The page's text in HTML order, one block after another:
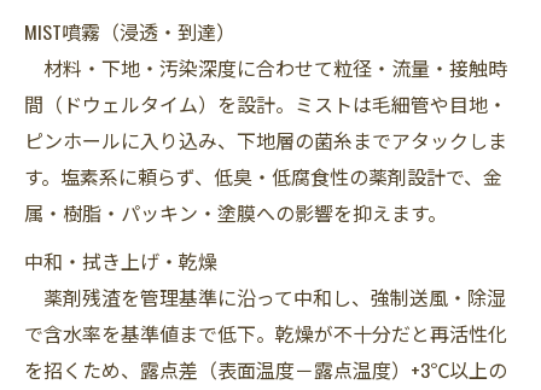
MIST噴霧（浸透・到達）
材料・下地・汚染深度に合わせて粒径・流量・接触時
間（ドウェルタイム）を設計。ミストは毛細管や目地・
ピンホールに入り込み、下地層の菌糸までアタックしま
す。塩素系に頼らず、低臭・低腐食性の薬剤設計で、金
属・樹脂・パッキン・塗膜への影響を抑えます。
中和・拭き上げ・乾燥
薬剤残渣を管理基準に沿って中和し、強制送風・除湿
で含水率を基準値まで低下。乾燥が不十分だと再活性化
を招くため、露点差（表面温度－露点温度）+3℃以上の